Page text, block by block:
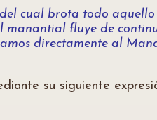
cual brota todo aquello
manantial fluye de
directamente al
su siguiente